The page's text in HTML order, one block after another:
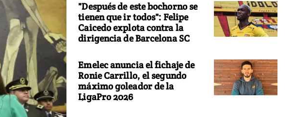
"Después de este bochorno se
tienen que ir todos": Felipe
Caicedo explota contra la
dirigencia de Barcelona SC
Emelec anuncia el fichaje de
Ronie Carrillo, el segundo
máximo goleador de la
LigaPro 2026